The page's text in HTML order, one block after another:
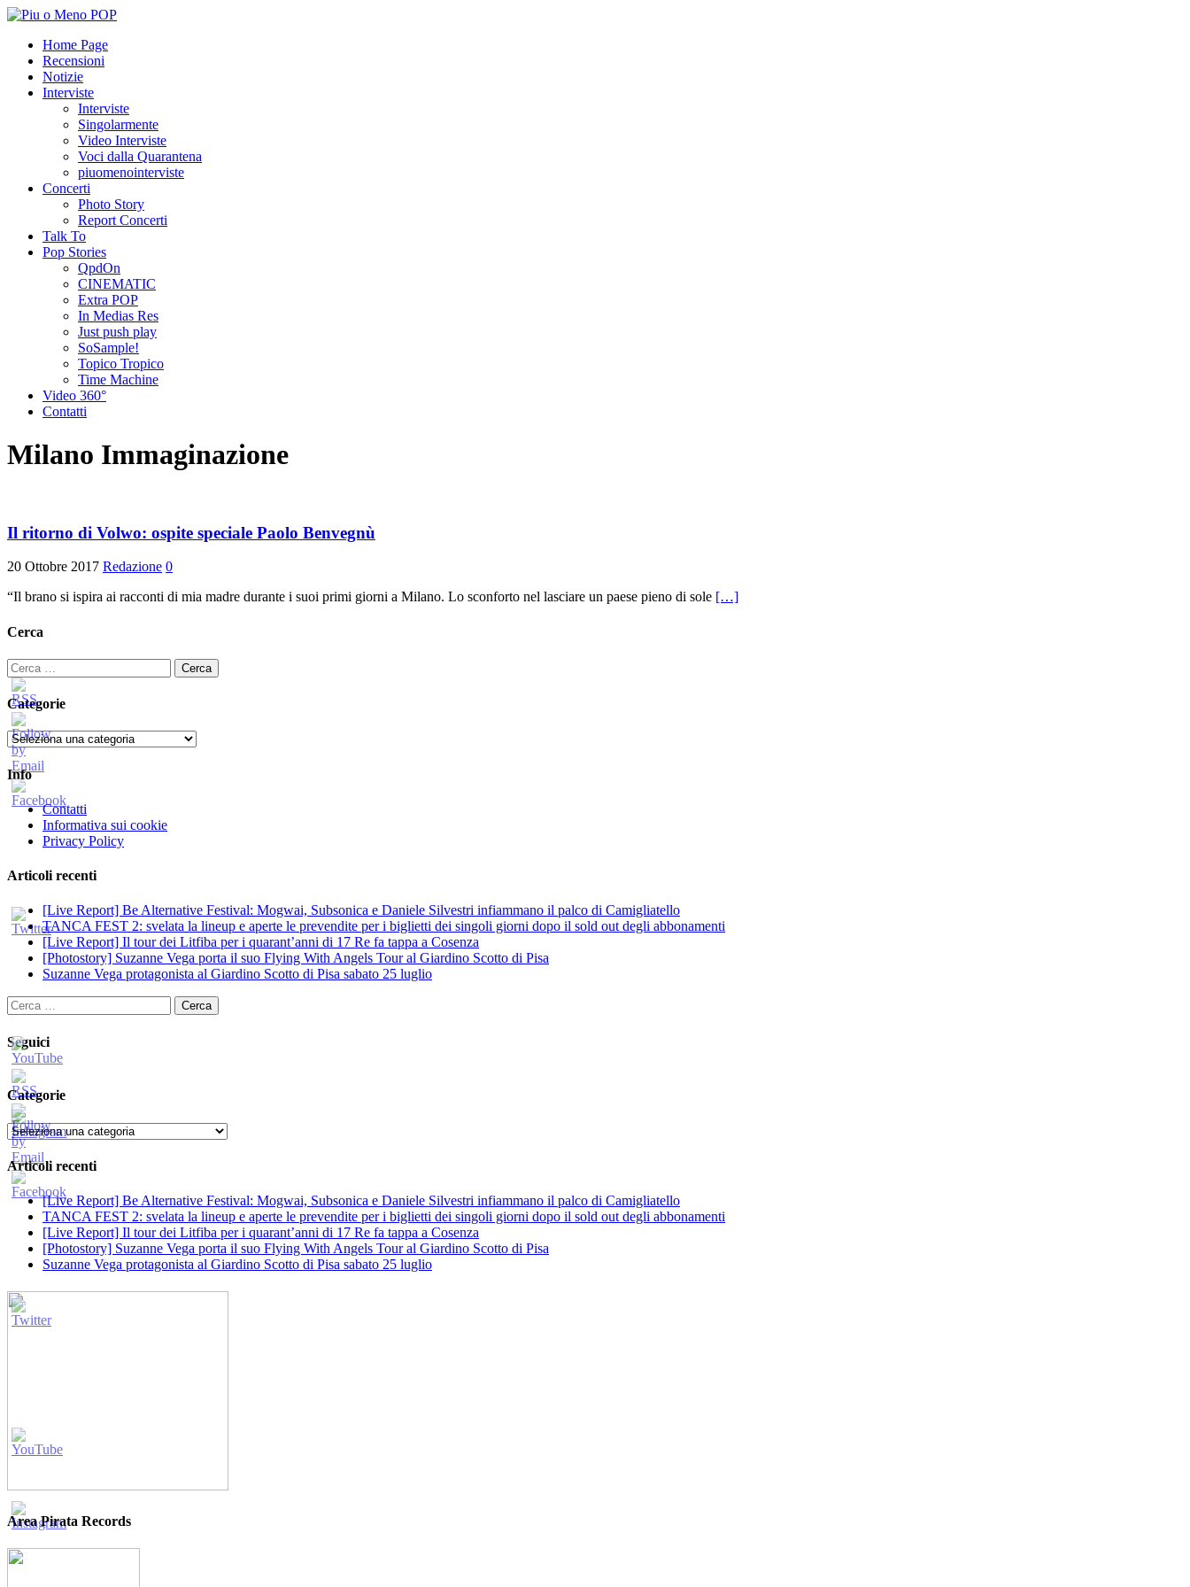
Home Page
Recensioni
Notizie
Interviste
Interviste
Singolarmente
Video Interviste
Voci dalla Quarantena
piuomenointerviste
Concerti
Photo Story
Report Concerti
Talk To
Pop Stories
QpdOn
CINEMATIC
Extra POP
In Medias Res
Just push play
SoSample!
Topico Tropico
Time Machine
Video 360°
Contatti
Milano Immaginazione
Il ritorno di Volwo: ospite speciale Paolo Benvegnù
20 Ottobre 2017 Redazione 0
“Il brano si ispira ai racconti di mia madre durante i suoi primi giorni a Milano. Lo sconforto nel lasciare un paese pieno di sole […]
Cerca
Ricerca
per:
Categorie
Categorie
Info
Contatti
Informativa sui cookie
Privacy Policy
Articoli recenti
[Live Report] Be Alternative Festival: Mogwai, Subsonica e Daniele Silvestri infiammano il palco di Camigliatello
TANCA FEST 2: svelata la lineup e aperte le prevendite per i biglietti dei singoli giorni dopo il sold out degli abbonamenti
[Live Report] Il tour dei Litfiba per i quarant’anni di 17 Re fa tappa a Cosenza
[Photostory] Suzanne Vega porta il suo Flying With Angels Tour al Giardino Scotto di Pisa
Suzanne Vega protagonista al Giardino Scotto di Pisa sabato 25 luglio
Ricerca
per:
Seguici
Categorie
Categorie
Articoli recenti
[Live Report] Be Alternative Festival: Mogwai, Subsonica e Daniele Silvestri infiammano il palco di Camigliatello
TANCA FEST 2: svelata la lineup e aperte le prevendite per i biglietti dei singoli giorni dopo il sold out degli abbonamenti
[Live Report] Il tour dei Litfiba per i quarant’anni di 17 Re fa tappa a Cosenza
[Photostory] Suzanne Vega porta il suo Flying With Angels Tour al Giardino Scotto di Pisa
Suzanne Vega protagonista al Giardino Scotto di Pisa sabato 25 luglio
Area Pirata Records